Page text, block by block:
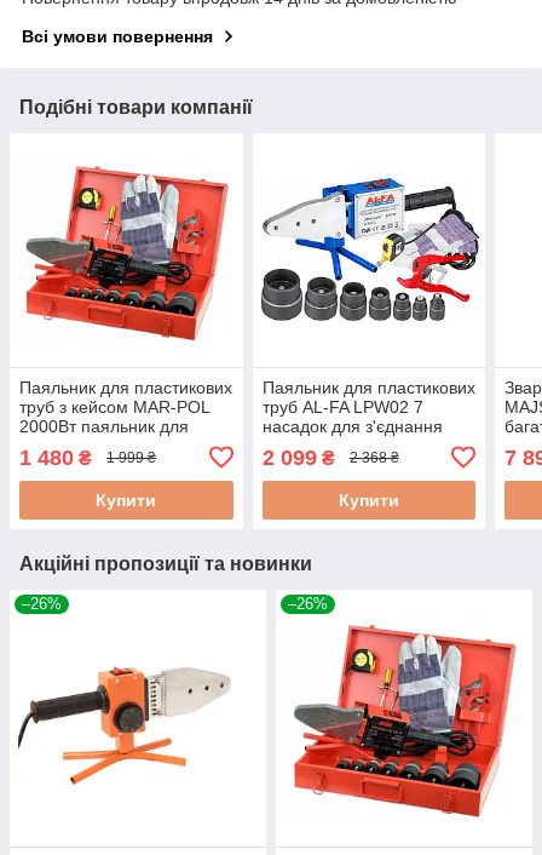
Всі умови повернення
Подібні товари компанії
Паяльник для пластикових
труб з кейсом MAR-POL
2000Вт паяльник для
паяльник для
поліпропіленових труб
1 480 ₴ 1 999 ₴
Купити
Паяльник для пластикових
труб AL-FA LPW02 7
насадок для з'єднання
2 099₴ 2 368 ₴
Купити
7
Акційні пропозиції та новинки
–26% –26%